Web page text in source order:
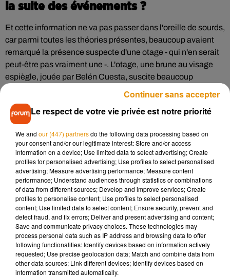
la suite des événements ?
Et cette information ne va pas passer dans l'oreille de sourds,
car parmi toutes les théories présentes, beaucoup avaient
remarqué la présence suspecte d'une otage - qui n'en serait
peut-être pas vraiment une -. L'otage, une brune au visage
espiègle, jouée par Belén Cuesta, suscite beaucoup
d'autres pensent qu'elle serait plutôt du clan adverse. À ce
propos, Raquel n'a pas voulu en dire plus mais, ajoute qu'il y
aura"beaucoup de drame"dans la saison 4. On a déjà pu en
avoir un aperçu lorsqu'on a vu que Nairobi s'était fait toucher
par balle en fin de la saison 3... Quant à la diffusion, Netflix
n'a pas encore annoncé la date, mais le tournage est en
cours et de nombreuses rumeurs affirment que la saison 4
sortirait avant 2020. Il va falloir prendre son mal en patience !
#LaCasaDePapelbat le record de la série non-anglophone
la plus vue sur Netflix en une semaine : pas moins de
34.355.956 foyers ont commencé la 3ème saison lors de sa
première semaine en ligne. �x�
pic.twitter.com/cGyWFXyflX
Le respect de votre vie privée est notre priorité
We and our (447) partnersdo the following data processing based on
your consent and/or our legitimate interest: Store and/or access
information on a device; Use limited data to select advertising; Create
profiles for personalised advertising; Use profiles to select personalised
advertising; Measure advertising performance; Measure content
performance; Understand audiences through statistics or combinations
of data from different sources; Develop and improve services; Create
profiles to personalise content; Use profiles to select personalised
content; Use limited data to select content; Ensure security, prevent and
detect fraud, and fix errors; Deliver and present advertising and content;
Save and communicate privacy choices. These technologies may
process personal data such as IP address and browsing data to offer
following functionalities: Identify devices based on information actively
requested; Use precise geolocation data; Match and combine data from
other data sources; Link different devices; Identify devices based on
information transmitted automatically.
Continuer sans accepter